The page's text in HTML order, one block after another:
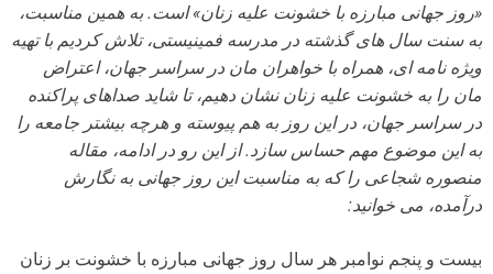
«روز جهانی مبارزه با خشونت علیه زنان» است. به همین مناسبت،
به سنت سال های گذشته در مدرسه فمینیستی، تلاش کردیم با تهیه
ویژه نامه ای، همراه با خواهران مان در سراسر جهان، اعتراض
مان را به خشونت علیه زنان نشان دهیم، تا شاید صداهای پراکنده
در سراسر جهان، در این روز به هم پیوسته و هرچه بیشتر جامعه را
به این موضوع مهم حساس سازد. از این رو در ادامه، مقاله
منصوره شجاعی را که به مناسبت این روز جهانی به نگارش
درآمده، می خوانید:
بیست و پنجم نوامبر هر سال روز جهانی مبارزه با خشونت بر زنان